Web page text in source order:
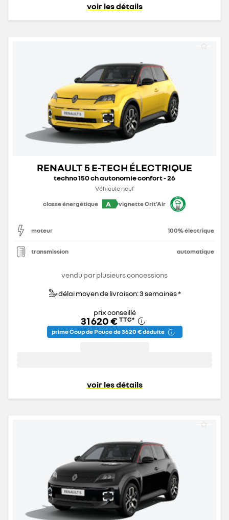
voir les détails
RENAULT 5 E-TECH ÉLECTRIQUE
techno 150 ch autonomie confort - 26
Véhicule neuf
classe énergétique
A vignette Crit'Air
moteur 100% électrique
transmission automatique
vendu par plusieurs concessions
délai moyen de livraison: 3 semaines *
prix conseillé
31 620 € TTC*
prime Coup de Pouce de 3 620 € déduite
voir les détails